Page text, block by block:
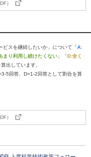
）
ビスを継続したいか」について「A:
まり利用し続けたくない 」「D:全く
出しています。
5回答、D=1-2回答として割合を算
）